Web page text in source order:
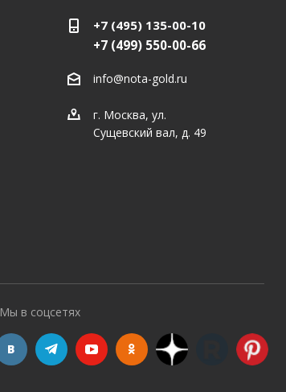
+7 (495) 135-00-10
+7 (499) 550-00-66
info@nota-gold.ru
г. Москва, ул.
Сущевский вал, д. 49
Мы в соцсетях